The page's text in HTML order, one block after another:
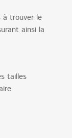
à trouver le
ainsi la
tailles